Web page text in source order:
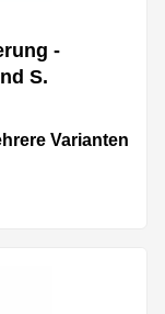
-
S.
Varianten